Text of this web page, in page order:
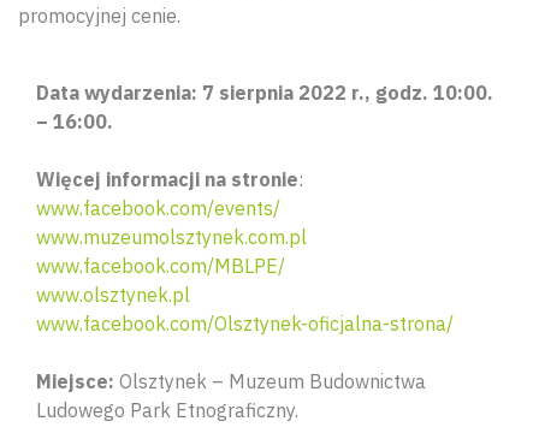
promocyjnej cenie.
Data wydarzenia: 7 sierpnia 2022 r., godz. 10:00.
– 16:00.
Więcej informacji na stronie:
www.facebook.com/events/
www.muzeumolsztynek.com.pl
www.facebook.com/MBLPE/
www.olsztynek.pl
www.facebook.com/Olsztynek-oficjalna-strona/
Miejsce: Olsztynek – Muzeum Budownictwa
Ludowego Park Etnograficzny.